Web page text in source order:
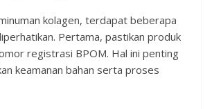
kolagen, terdapat beberapa
Pertama, pastikan produk
registrasi BPOM. Hal ini penting
keamanan bahan serta proses